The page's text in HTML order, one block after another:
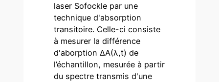
laser Sofockle par une
technique d'absorption
transitoire. Celle-ci consiste
à mesurer la différence
d'aborption ΔA(λ,t) de
l’échantillon, mesurée à partir
du spectre transmis d'une